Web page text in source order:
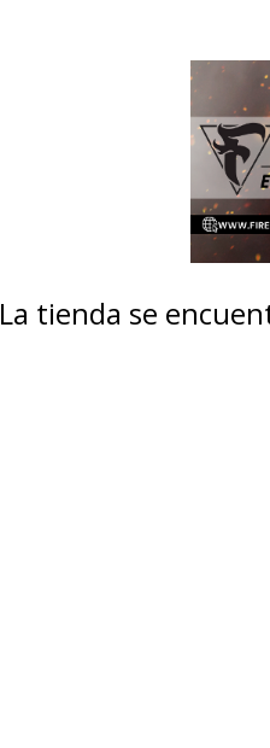
La tienda se